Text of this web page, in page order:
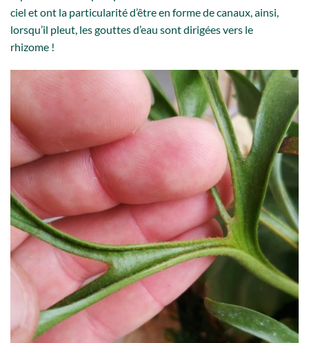
ciel et ont la particularité d’être en forme de canaux, ainsi,
lorsqu’il pleut, les gouttes d’eau sont dirigées vers le
rhizome !